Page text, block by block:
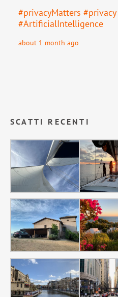
#privacyMatters #privacy
#ArtificialIntelligence
about 1 month ago
SCATTI RECENTI